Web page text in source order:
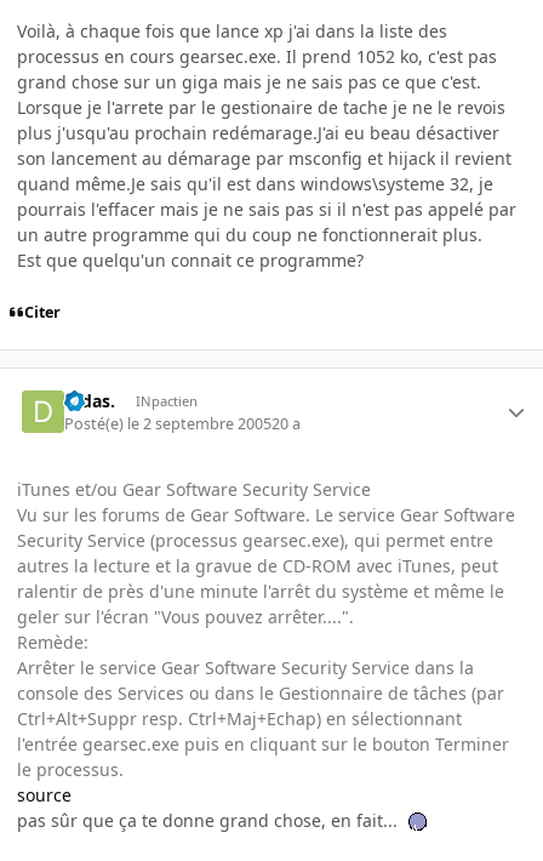
Voilà, à chaque fois que lance xp j'ai dans la liste des
processus en cours gearsec.exe. Il prend 1052 ko, c'est pas
grand chose sur un giga mais je ne sais pas ce que c'est.
Lorsque je l'arrete par le gestionaire de tache je ne le revois
plus j'usqu'au prochain redémarage.J'ai eu beau désactiver
son lancement au démarage par msconfig et hijack il revient
quand même.Je sais qu'il est dans windows\systeme 32, je
pourrais l'effacer mais je ne sais pas si il n'est pas appelé par
un autre programme qui du coup ne fonctionnerait plus.
Est que quelqu'un connait ce programme?
Citer
Didas. INpactien
Posté(e) le 2 septembre 200520 a
iTunes et/ou Gear Software Security Service
Vu sur les forums de Gear Software. Le service Gear Software
Security Service (processus gearsec.exe), qui permet entre
autres la lecture et la gravue de CD-ROM avec iTunes, peut
ralentir de près d'une minute l'arrêt du système et même le
geler sur l'écran "Vous pouvez arrêter....".
Remède:
Arrêter le service Gear Software Security Service dans la
console des Services ou dans le Gestionnaire de tâches (par
Ctrl+Alt+Suppr resp. Ctrl+Maj+Echap) en sélectionnant
l'entrée gearsec.exe puis en cliquant sur le bouton Terminer
le processus.
source
pas sûr que ça te donne grand chose, en fait...